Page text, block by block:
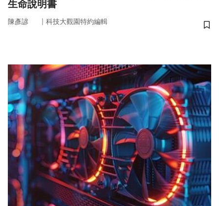
生命說明書
陳彥諺 ｜ 科技大觀園特約編輯
儲